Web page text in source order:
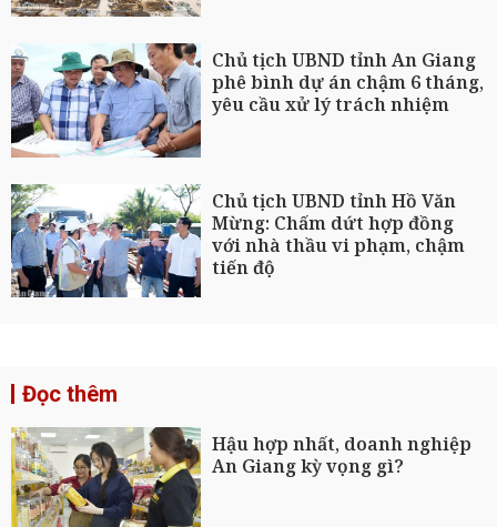
Chủ tịch UBND tỉnh An Giang
phê bình dự án chậm 6 tháng,
yêu cầu xử lý trách nhiệm
Chủ tịch UBND tỉnh Hồ Văn
Mừng: Chấm dứt hợp đồng
với nhà thầu vi phạm, chậm
tiến độ
Đọc thêm
Hậu hợp nhất, doanh nghiệp
An Giang kỳ vọng gì?